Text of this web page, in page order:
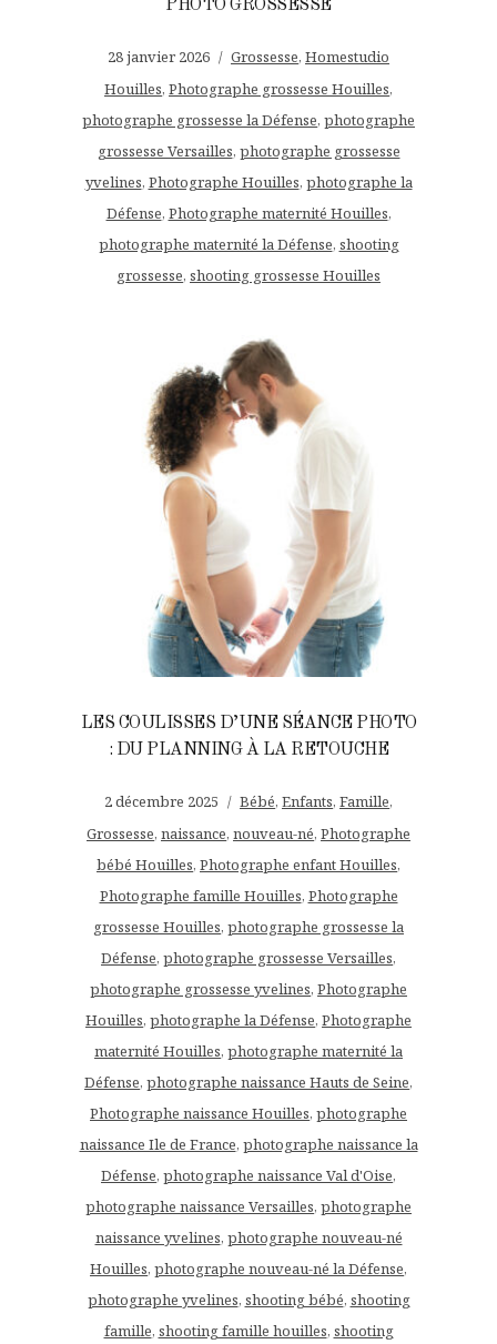
PHOTO GROSSESSE
28 janvier 2026 Grossesse, Homestudio
Houilles, Photographe grossesse Houilles,
photographe grossesse la Défense, photographe
grossesse Versailles, photographe grossesse
yvelines, Photographe Houilles, photographe la
Défense, Photographe maternité Houilles,
photographe maternité la Défense, shooting
grossesse, shooting grossesse Houilles
LES COULISSES D’UNE SÉANCE PHOTO
: DU PLANNING À LA RETOUCHE
2 décembre 2025 Bébé, Enfants, Famille,
Grossesse, naissance, nouveau-né, Photographe
bébé Houilles, Photographe enfant Houilles,
Photographe famille Houilles, Photographe
grossesse Houilles, photographe grossesse la
Défense, photographe grossesse Versailles,
photographe grossesse yvelines, Photographe
Houilles, photographe la Défense, Photographe
maternité Houilles, photographe maternité la
Défense, photographe naissance Hauts de Seine,
Photographe naissance Houilles, photographe
naissance Ile de France, photographe naissance la
Défense, photographe naissance Val d'Oise,
photographe naissance Versailles, photographe
naissance yvelines, photographe nouveau-né
Houilles, photographe nouveau-né la Défense,
photographe yvelines, shooting bébé, shooting
famille, shooting famille houilles, shooting